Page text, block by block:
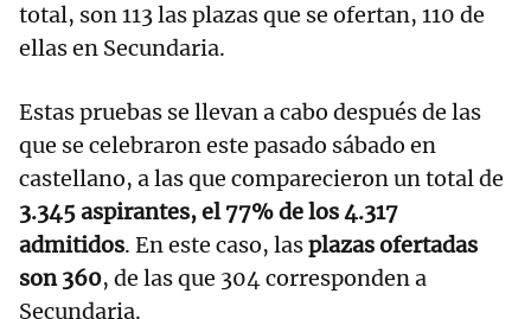
total, son 113 las plazas que se ofertan, 110 de
ellas en Secundaria.
Estas pruebas se llevan a cabo después de las
que se celebraron este pasado sábado en
castellano, a las que comparecieron un total de
3.345 aspirantes, el 77% de los 4.317
admitidos. En este caso, lasplazas ofertadas
son 360, de las que 304 corresponden a
Secundaria.